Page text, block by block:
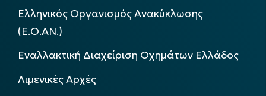
Ελληνικός Οργανισμός Ανακύκλωσης
(Ε.Ο.ΑΝ.)
Εναλλακτική Διαχείριση Οχημάτων Ελλάδος
Λιμενικές Αρχές